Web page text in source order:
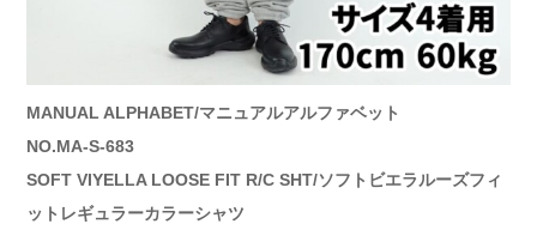
MANUAL ALPHABET/マニュアルアルファベット
NO.MA-S-683
SOFT VIYELLA LOOSE FIT R/C SHT/ソフトビエラルーズフィ
ットレギュラーカラーシャツ